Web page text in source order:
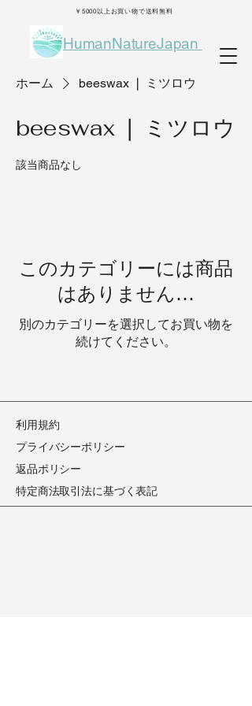
HumanNatureJapan
￥5000以上お買い物で送料無料
ホーム beeswax ❘ ミツロウ
beeswax ❘ ミツロウ
該当商品なし
このカテゴリーには商品
はありません…
別のカテゴリーを選択してお買い物を
続けてください。
​利用規約
​プライバシーポリシー
​返品ポリシー
​特定商法取引法に基づく表記